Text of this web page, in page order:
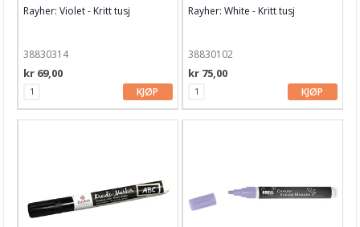
Rayher: Violet - Kritt tusj
38830314
kr 69,00
KJØP
Rayher: White - Kritt tusj
38830102
kr 75,00
KJØP